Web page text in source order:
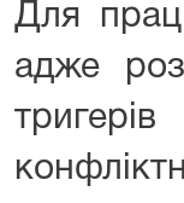
Для
адже